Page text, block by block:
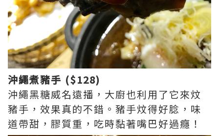
沖繩煮豬手 ($128)
沖繩黑糖威名遠播，大廚也利用了它來炆
豬手，效果真的不錯。豬手炆得好腍，味
道帶甜，膠質重，吃時黏著嘴巴好過癮！